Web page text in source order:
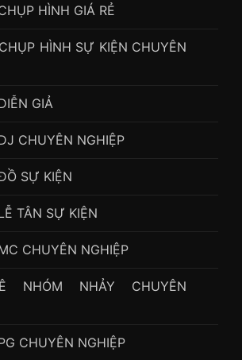
HÌNH GIÁ RẺ
HÌNH SỰ KIỆN CHUYÊN
GIẢ
CHUYÊN NGHIỆP
SỰ KIỆN
TÂN SỰ KIỆN
CHUYÊN NGHIỆP
NHÓM NHẢY CHUYÊN
CHUYÊN NGHIỆP